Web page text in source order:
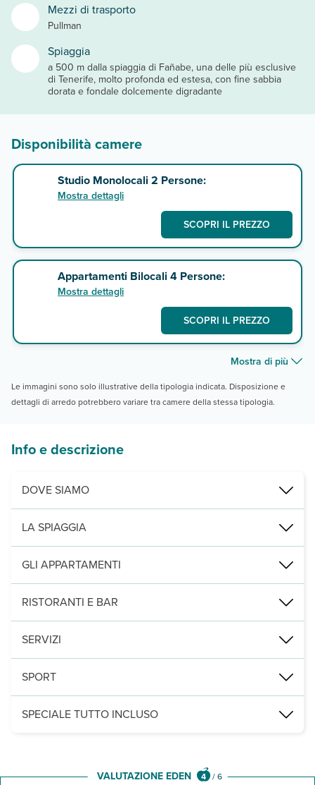
Mezzi di trasporto
Pullman
Spiaggia
a 500 m dalla spiaggia di Fañabe, una delle più esclusive
di Tenerife, molto profonda ed estesa, con fine sabbia
dorata e fondale dolcemente digradante
Disponibilità camere
Studio Monolocali 2 Persone:
Mostra dettagli
SCOPRI IL PREZZO
Appartamenti Bilocali 4 Persone:
Mostra dettagli
SCOPRI IL PREZZO
Mostra di più
Le immagini sono solo illustrative della tipologia indicata. Disposizione e
dettagli di arredo potrebbero variare tra camere della stessa tipologia.
Info e descrizione
DOVE SIAMO
Costa Adeje, a 300 m dalla zona commerciale, 500 da Playa de
LA SPIAGGIA
di sabbia, a 500 m quella de La Pinta e da quella di Fañabé,
GLI APPARTAMENTI
120 unità distribuite su 8 piani e divise tra studio monolocali (35
RISTORANTI E BAR
1 ristorante a buffet, 1 snack bar in piscina e 1 bar presso la
SERVIZI
2 piscine, di cui 1 con area riservata ai bambini e climatizzata in
SPORT
palestra, campo da squash e ping pong. A pagamento e nelle
SPECIALE TUTTO INCLUSO
- snack salati e gelati presso il bar della piscina secondo gli orari
VALUTAZIONE EDEN 4 /6